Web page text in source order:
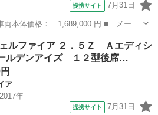
提携サイト 7月31日
ェルファイア ■ グレード名：
Ｉ 純正ＨＤＤナビ／トヨタプレミア
ァイア
ェルファイア ２．５Ｚ Ａエディシ
ルデンアイズ １２型後席…
ア
2017年
提携サイト 7月31日